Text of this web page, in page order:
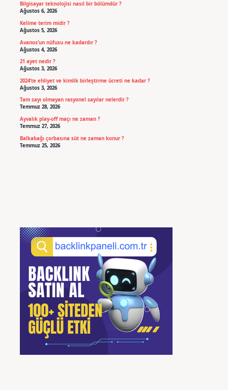
Bilgisayar teknolojisi nasıl bir bölümdür ?
Ağustos 6, 2026
Kelime terim midir ?
Ağustos 5, 2026
Avanos’un nüfusu ne kadardır ?
Ağustos 4, 2026
21 ayet nedir ?
Ağustos 3, 2026
2024’te ehliyet ve kimlik birleştirme ücreti ne kadar ?
Ağustos 3, 2026
Tam sayı olmayan rasyonel sayılar nelerdir ?
Temmuz 28, 2026
Ayvalık play-off maçı ne zaman ?
Temmuz 27, 2026
Balkabağı çorbasına süt ne zaman konur ?
Temmuz 25, 2026